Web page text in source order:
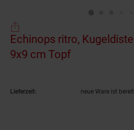
Echinops ritro,
9x9 cm Topf
Lieferzeit: neue Ware ist